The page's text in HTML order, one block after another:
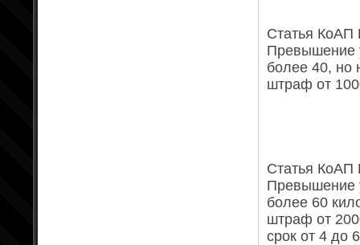
Статья КоАП
Превышение
более 40, но
штраф от
Статья КоАП
Превышение
более 60
штраф от
срок от 4 до